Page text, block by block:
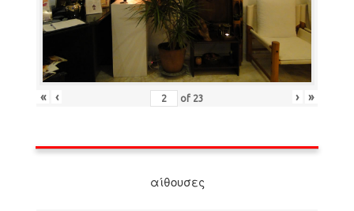
« ‹ of 23 › »
αίθουσες